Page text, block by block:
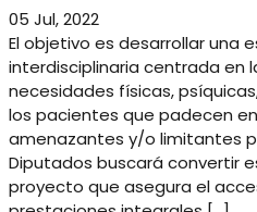
05 Jul, 2022
El objetivo es desarrollar una
interdisciplinaria centrada en
necesidades físicas,
los pacientes que padecen
amenazantes y/o limitantes
Diputados buscará convertir
proyecto que asegura el